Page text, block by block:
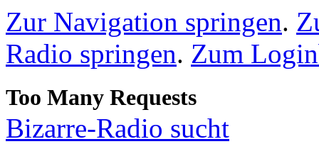
Zur Navigation springen.
Radio springen. Zum
Bizarre-Radio sucht